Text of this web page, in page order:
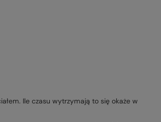
Ile czasu wytrzymają to się okaże w